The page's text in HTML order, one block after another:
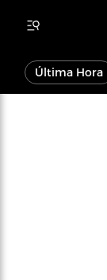
Última Hora